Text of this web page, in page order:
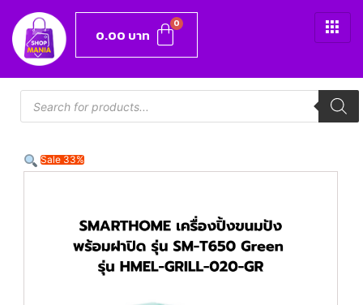
0.00 บาท
Sale 33%